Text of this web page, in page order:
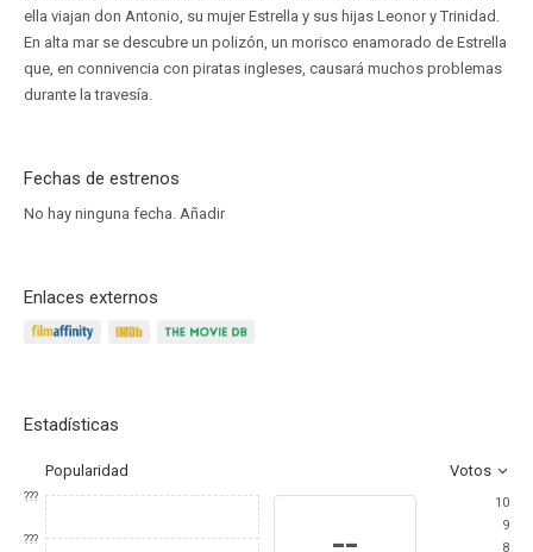
ella viajan don Antonio, su mujer Estrella y sus hijas Leonor y Trinidad.
En alta mar se descubre un polizón, un morisco enamorado de Estrella
que, en connivencia con piratas ingleses, causará muchos problemas
durante la travesía.
Fechas de estrenos
No hay ninguna fecha. Añadir
Enlaces externos
Estadísticas
Popularidad Votos
???
???
10
9
8